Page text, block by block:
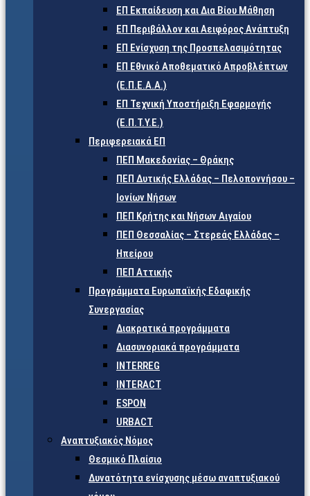
ΕΠ Εκπαίδευση και Δια Βίου Μάθηση
ΕΠ Περιβάλλον και Αειφόρος Ανάπτυξη
ΕΠ Ενίσχυση της Προσπελασιμότητας
ΕΠ Εθνικό Αποθεματικό Απροβλέπτων
(Ε.Π.Ε.Α.Α.)
ΕΠ Τεχνική Υποστήριξη Εφαρμογής
(Ε.Π.Τ.Υ.Ε.)
Περιφερειακά ΕΠ
ΠΕΠ Μακεδονίας – Θράκης
ΠΕΠ Δυτικής Ελλάδας – Πελοποννήσου –
Ιονίων Νήσων
ΠΕΠ Κρήτης και Νήσων Αιγαίου
ΠΕΠ Θεσσαλίας – Στερεάς Ελλάδας –
Ηπείρου
ΠΕΠ Αττικής
Προγράμματα Ευρωπαϊκής Εδαφικής
Συνεργασίας
Διακρατικά προγράμματα
Διασυνοριακά προγράμματα
INTERREG
INTERACT
ESPON
URBACT
Αναπτυξιακός Νόμος
Θεσμικό Πλαίσιο
Δυνατότητα ενίσχυσης μέσω αναπτυξιακού